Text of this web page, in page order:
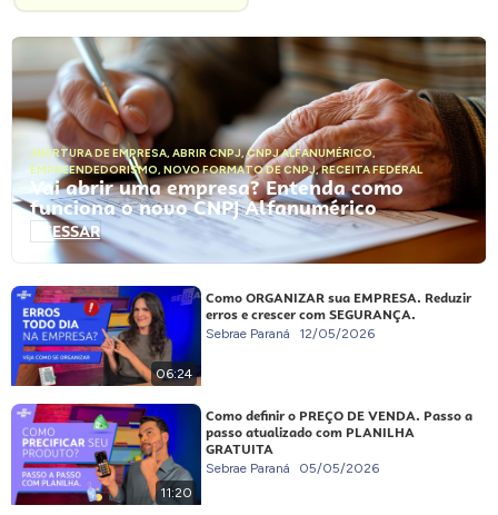
ABERTURA DE EMPRESA, ABRIR CNPJ,CNPJ ALFANUMÉRICO,
EMPREENDEDORISMO, NOVO FORMATO DE CNPJ,RECEITA FEDERAL
Vai abrir uma empresa? Entenda como
funciona o novo CNPJ Alfanumérico
ACESSAR
06:24
Como ORGANIZAR sua EMPRESA. Reduzir
erros e crescer com SEGURANÇA.
Sebrae Paraná 12/05/2026
11:20
Como definir o PREÇO DE VENDA. Passo a
passo atualizado com PLANILHA
GRATUITA
Sebrae Paraná 05/05/2026